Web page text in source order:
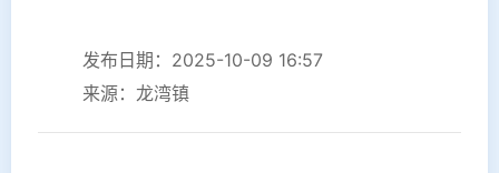
发布日期：2025-10-09 16:57
来源：龙湾镇